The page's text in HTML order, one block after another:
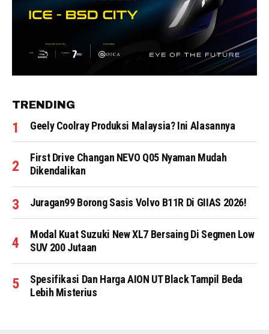
TRENDING
Geely Coolray Produksi Malaysia? Ini Alasannya
First Drive Changan NEVO Q05 Nyaman Mudah
Dikendalikan
Juragan99 Borong Sasis Volvo B11R Di GIIAS 2026!
Modal Kuat Suzuki New XL7 Bersaing Di Segmen Low
SUV 200 Jutaan
Spesifikasi Dan Harga AION UT Black Tampil Beda
Lebih Misterius